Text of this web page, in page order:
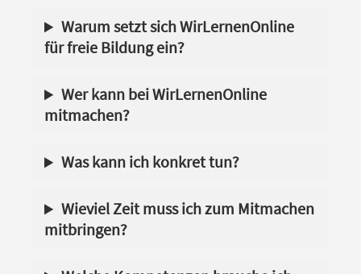
Warum setzt sich WirLernenOnline
für freie Bildung ein?
Wer kann bei WirLernenOnline
mitmachen?
Was kann ich konkret tun?
Wieviel Zeit muss ich zum Mitmachen
mitbringen?